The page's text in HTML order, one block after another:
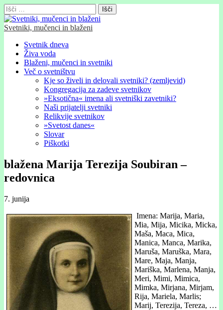
Išči:
Svetniki, mučenci in blaženi
Glavni
meni
Skip
content
Svetnik dneva
Živa voda
Blaženi, mučenci in svetniki
Več o svetništvu
Kje so živeli in delovali svetniki? (zemljevid)
Kongregacija za zadeve svetnikov
»Eksotična« imena ali svetniški zavetniki?
Naši prijatelji svetniki
Relikvije svetnikov
»Svetost danes«
Slovar
Piškotki
blažena Marija Terezija Soubiran –
redovnica
7. junija
Imena: Marija, Maria,
Mia, Mija, Micika, Micka,
Maša, Maca, Mica,
Manica, Manca, Marika,
Maruša, Maruška, Mara,
Mare, Maja, Manja,
Mariška, Marlena, Manja,
Meri, Mimi, Mimica,
Mimka, Mirjana, Mirjam,
Rija, Mariela, Marlis;
Marij, Terezija, Tereza, …